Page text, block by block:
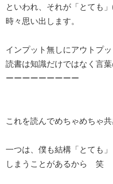
といわれ、それが「とても
時々思い出します。
インプット無しにアウトプ
読書は知識だけではなく言
ーーーーーーーーー
これを読んでめちゃめちゃ共
一つは、僕も結構「とても
しまうことがあるから 笑